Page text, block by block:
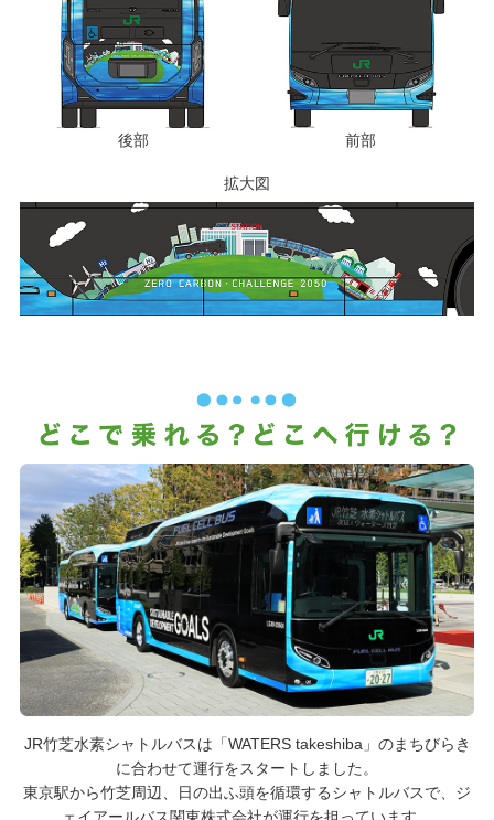
後部 前部
拡大図
JR竹芝水素シャトルバスは「WATERS takeshiba」のまちびらき
に合わせて運行をスタートしました。
東京駅から竹芝周辺、日の出ふ頭を循環するシャトルバスで、ジ